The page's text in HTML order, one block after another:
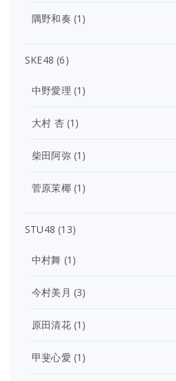
隅野和奏 (1)
SKE48 (6)
中野愛理 (1)
大村 杏(1)
柴田阿弥(1)
菅原茉椰(1)
STU48 (13)
中村舞 (1)
今村美月 (3)
原田清花(1)
甲斐心愛 (1)